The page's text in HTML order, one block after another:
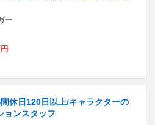
ー
休日120日以上/キャラクターの
ョンスタッフ